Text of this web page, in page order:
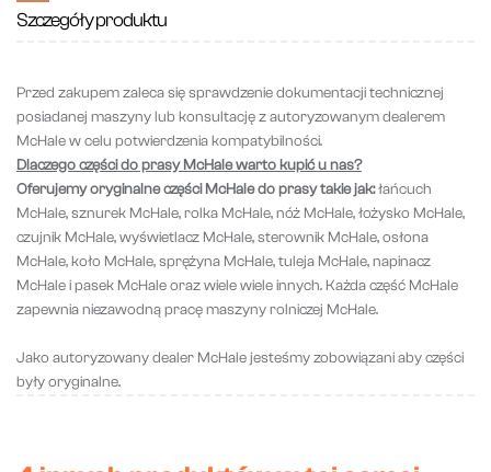
Szczegóły produktu
Przed zakupem zaleca się sprawdzenie dokumentacji technicznej
posiadanej maszyny lub konsultację z autoryzowanym dealerem
McHale w celu potwierdzenia kompatybilności.
Dlaczego części do prasy McHale warto kupić u nas?
Oferujemy oryginalne części McHale do prasy takie jak:łańcuch
McHale, sznurek McHale, rolka McHale, nóż McHale, łożysko McHale,
czujnik McHale, wyświetlacz McHale, sterownik McHale, osłona
McHale, koło McHale, sprężyna McHale, tuleja McHale, napinacz
McHale i pasek McHale oraz wiele wiele innych. Każda część McHale
zapewnia niezawodną pracę maszyny rolniczej McHale.
Jako autoryzowany dealer McHale jesteśmy zobowiązani aby części
były oryginalne.